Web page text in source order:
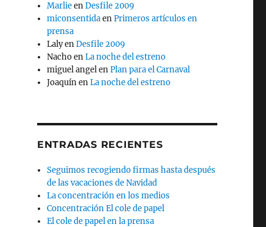
MarlieenDesfile 2009
miconsentidaenPrimeros artículos en
prensa
LalyenDesfile 2009
NachoenLa noche del estreno
miguel angelenPlan para el Carnaval
JoaquínenLa noche del estreno
ENTRADAS RECIENTES
Seguimos recogiendo firmas hasta después
de las vacaciones de Navidad
La concentración en los medios
Concentración El cole de papel
El cole de papel en la prensa